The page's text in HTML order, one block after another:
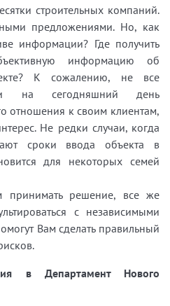
строительных компаний.
предложениями. Но, как
информации? Где получить
информацию об
К сожалению, не все
на сегодняшний день
отношения к своим клиентам,
Не редки случаи, когда
сроки ввода объекта в
для некоторых семей
решение, все же
с независимыми
Вам сделать правильный
в Департамент Нового